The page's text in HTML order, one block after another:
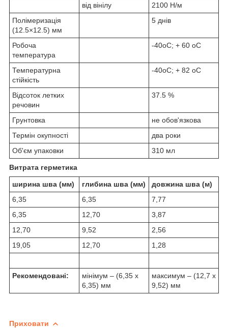
від вінілу
2100 Н/м
Полімеризація
(12.5×12.5) мм
5 днів
Робоча
температура
-40oC; + 60 oC
Температурна
стійкість
-40oC; + 82 oC
Відсоток летких
речовин
37.5 %
Грунтовка
не обов'язкова
Термін окупності
два роки
Об'єм упаковки
310 мл
Витрата герметика
ширина шва (мм) глибина шва (мм)
довжина шва (м)
6,35
6,35
7,77
6,35
12,70
3,87
12,70
9,52
2,56
19,05
12,70 1,28
Рекомендовані:
мінімум – (6,35 х
6,35) мм
максимум – (12,7 х
9,52) мм
Приховати